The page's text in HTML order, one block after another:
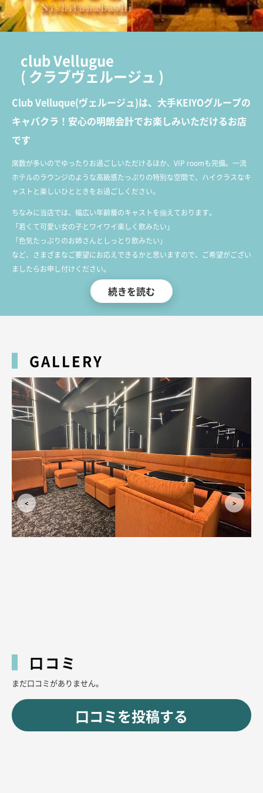
club Vellugue
( クラブヴェルージュ )
Club Velluque(ヴェルージュ)は、大手KEIYOグループの
キャバクラ！安心の明朗会計でお楽しみいただけるお店
です
席数が多いのでゆったりお過ごしいただけるほか、VIP roomも完備。一流
ホテルのラウンジのような高級感たっぷりの特別な空間で、ハイクラスなキ
ャストと楽しいひとときをお過ごしください。
ちなみに当店では、幅広い年齢層のキャストを揃えております。
「若くて可愛い女の子とワイワイ楽しく飲みたい」
「色気たっぷりのお姉さんとしっとり飲みたい」
など、さまざまなご要望にお応えできるかと思いますので、ご希望がござい
ましたらお申し付けください。
皆様のお越しをお待ちしております！
続きを読む
GALLERY
口コミ
まだ口コミがありません。
口コミを投稿する